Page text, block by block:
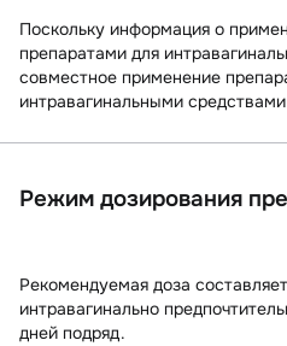
Поскольку информация о
препаратами для
совместное применение
интравагинальными
Режим дозирования
Рекомендуемая доза
интравагинально
дней подряд.